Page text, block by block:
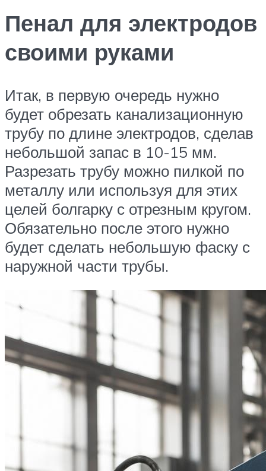
Пенал для электродов
своими руками
Итак, в первую очередь нужно
будет обрезать канализационную
трубу по длине электродов, сделав
небольшой запас в 10-15 мм.
Разрезать трубу можно пилкой по
металлу или используя для этих
целей болгарку с отрезным кругом.
Обязательно после этого нужно
будет сделать небольшую фаску с
наружной части трубы.